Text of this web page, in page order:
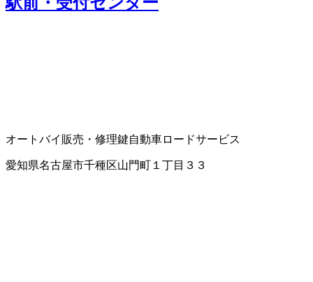
オートバイ販売・修理鍵自動車ロードサービス
愛知県名古屋市千種区山門町１丁目３３